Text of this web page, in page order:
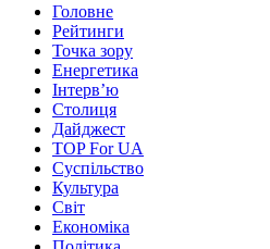
Головне
Рейтинги
Точка зору
Енергетика
Інтерв’ю
Столиця
Дайджест
TOP For UA
Суспiльство
Культура
Світ
Економіка